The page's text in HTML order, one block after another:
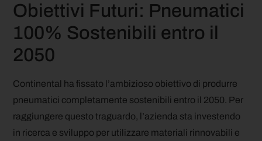
Obiettivi Futuri: Pneumatici
100% Sostenibili entro il
2050
Continental ha fissato l’ambizioso obiettivo di produrre
pneumatici completamente sostenibili entro il 2050. Per
raggiungere questo traguardo, l’azienda sta investendo
in ricerca e sviluppo per utilizzare materiali rinnovabili e